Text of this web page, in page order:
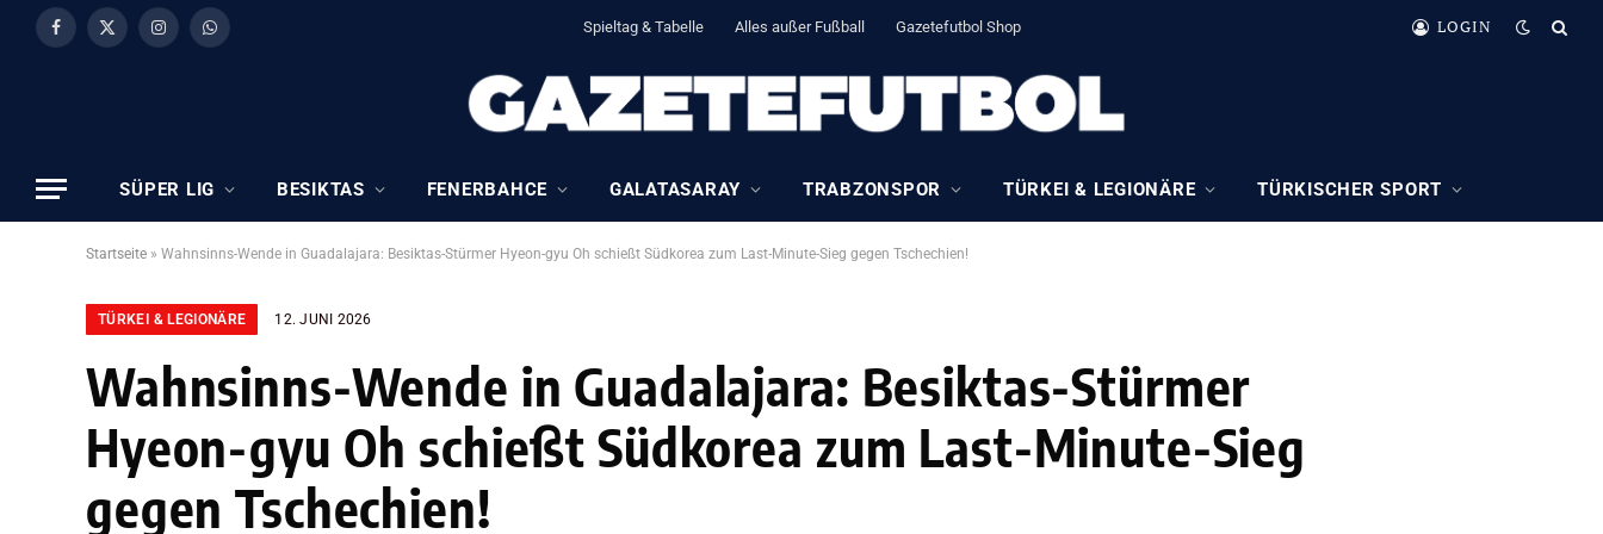
Facebook
X
InstagramWhatsApp Spieltag & Tabelle Alles außer Fußball Gazetefutbol Shop LOGIN
SÜPER LIG BESIKTAS FENERBAHCE GALATASARAY TRABZONSPOR TÜRKEI & LEGIONÄRE TÜRKISCHER SPORT
Startseite » Wahnsinns-Wende in Guadalajara: Besiktas-Stürmer Hyeon-gyu Oh schießt Südkorea zum Last-Minute-Sieg gegen Tschechien!
TÜRKEI & LEGIONÄRE 12. JUNI 2026
Wahnsinns-Wende in Guadalajara: Besiktas-Stürmer
Hyeon-gyu Oh schießt Südkorea zum Last-Minute-Sieg
gegen Tschechien!